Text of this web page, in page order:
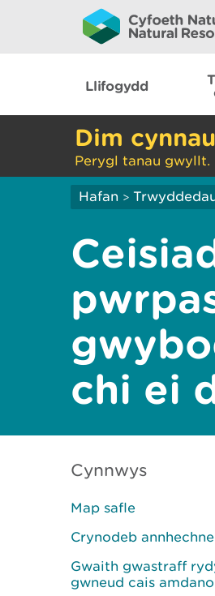
Llifogydd
Dim
Perygl tanau
Hafan >
chi ei
Cynnwys
Map safle
Crynodeb
Gwaith gwastraff
gwneud cais amdano